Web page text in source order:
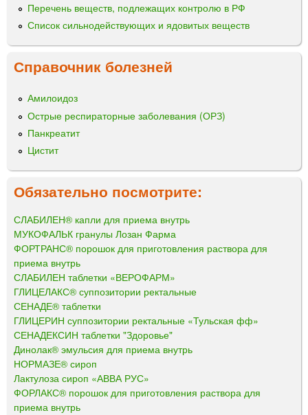
Перечень веществ, подлежащих контролю в РФ
Список сильнодействующих и ядовитых веществ
Справочник болезней
Амилоидоз
Острые респираторные заболевания (ОРЗ)
Панкреатит
Цистит
Обязательно посмотрите:
СЛАБИЛЕН® капли для приема внутрь
МУКОФАЛЬК гранулы Лозан Фарма
ФОРТРАНС® порошок для приготовления раствора для
приема внутрь
СЛАБИЛЕН таблетки «ВЕРОФАРМ»
ГЛИЦЕЛАКС® суппозитории ректальные
СЕНАДЕ® таблетки
ГЛИЦЕРИН суппозитории ректальные «Тульская фф»
СЕНАДЕКСИН таблетки "Здоровье"
Динолак® эмульсия для приема внутрь
НОРМАЗЕ® сироп
Лактулоза сироп «АВВА РУС»
ФОРЛАКС® порошок для приготовления раствора для
приема внутрь